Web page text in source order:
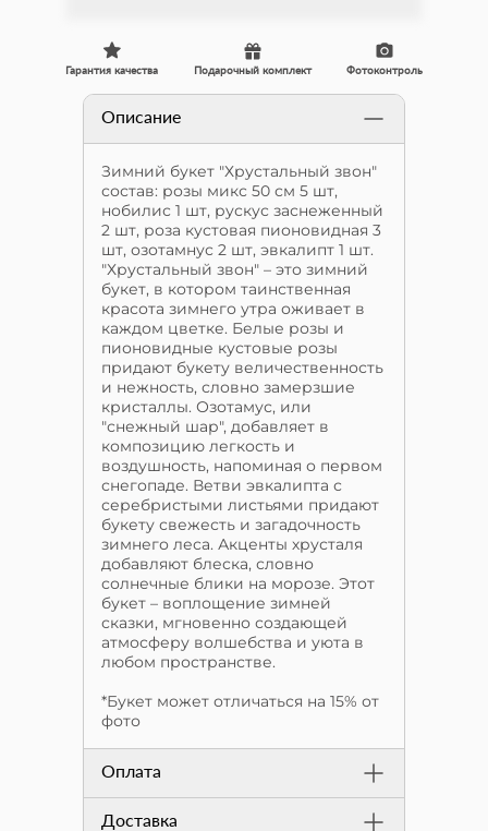
Гарантия качества Фотоконтроль
Подарочный комплект
Описание
Зимний букет "Хрустальный звон"
состав: розы микс 50 см 5 шт,
нобилис 1 шт, рускус заснеженный
2 шт, роза кустовая пионовидная 3
шт, озотамнус 2 шт, эвкалипт 1 шт.
"Хрустальный звон" – это зимний
букет, в котором таинственная
красота зимнего утра оживает в
каждом цветке. Белые розы и
пионовидные кустовые розы
придают букету величественность
и нежность, словно замерзшие
кристаллы. Озотамус, или
"снежный шар", добавляет в
композицию легкость и
воздушность, напоминая о первом
снегопаде. Ветви эвкалипта с
серебристыми листьями придают
букету свежесть и загадочность
зимнего леса. Акценты хрусталя
добавляют блеска, словно
солнечные блики на морозе. Этот
букет – воплощение зимней
сказки, мгновенно создающей
атмосферу волшебства и уюта в
любом пространстве.
*Букет может отличаться на 15% от
фото
Оплата
Доставка